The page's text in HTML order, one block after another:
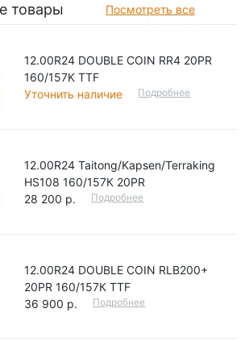
товары Посмотреть все
12.00R24 DOUBLE COIN RR4 20PR
160/157K TTF
Уточнить наличие
Подробнее
12.00R24 Taitong/Kapsen/Terraking
HS108 160/157К 20PR
28 200 р.
Подробнее
12.00R24 DOUBLE COIN RLB200+
20PR 160/157К TTF
36 900 р.
Подробнее